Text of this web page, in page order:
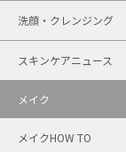
洗顔・クレンジング
スキンケアニュース
メイク
メイクHOW TO